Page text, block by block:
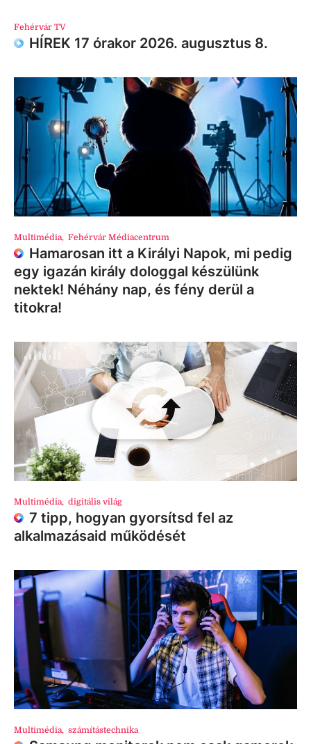
Fehérvár TV
HÍREK 17 órakor 2026. augusztus 8.
Multimédia, Fehérvár Médiacentrum
Hamarosan itt a Királyi Napok, mi pedig
egy igazán király dologgal készülünk
nektek! Néhány nap, és fény derül a
titokra!
Multimédia, digitális világ
7 tipp, hogyan gyorsítsd fel az
alkalmazásaid működését
Multimédia, számítástechnika